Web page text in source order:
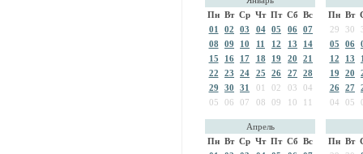
Пн Вт Ср Чт Пт Сб Вс
01
02 03 04 05 06 07
08
09 10 11 12 13
14
15
16 17 18 19 20
21
22
23 24 25 26 27 28
29
30 31 01 02 03
04
05
06 07 08 09 10 11
Пн Вт
29
30
05
06
12
13
19
20
26
27
04
05
Апрель
Пн Вт Ср Чт Пт Сб Вс
Пн Вт